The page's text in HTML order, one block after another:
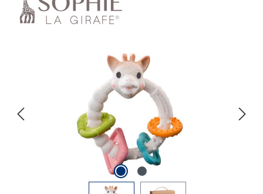
Bildergalerie überspringen